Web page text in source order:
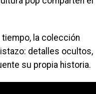
la colección
detalles ocultos,
su propia historia.